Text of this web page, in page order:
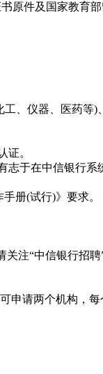
原件及国家教育
、仪器、医药等)
。
于在中信银行系
册(试行)》要求。
注“中信银行招聘
申请两个机构，